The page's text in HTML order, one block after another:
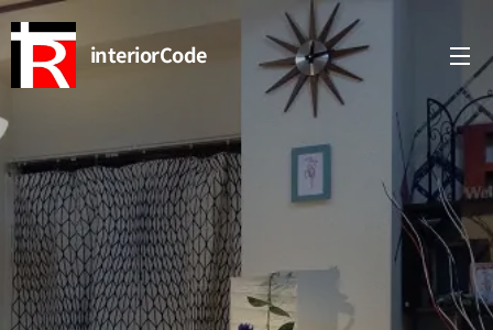
interiorCode